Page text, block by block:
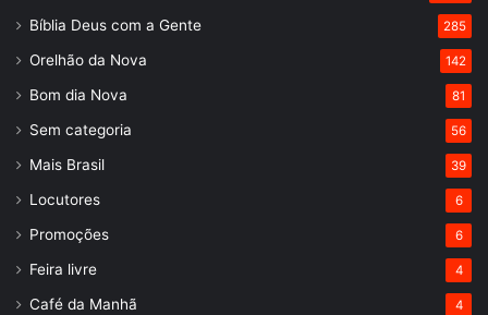
Bíblia Deus com a Gente 285
Orelhão da Nova 142
Bom dia Nova 81
Sem categoria 56
Mais Brasil 39
Locutores 6
Promoções 6
Feira livre 4
Café da Manhã 4